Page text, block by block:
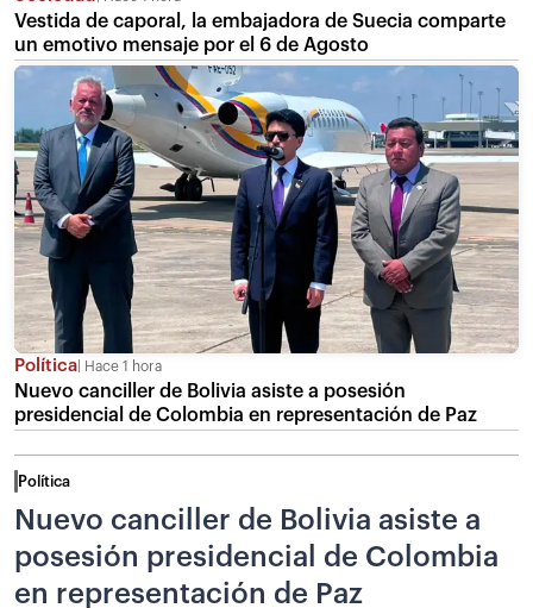
Vestida de caporal, la embajadora de Suecia comparte
un emotivo mensaje por el 6 de Agosto
Política Hace 1 hora
Nuevo canciller de Bolivia asiste a posesión
presidencial de Colombia en representación de Paz
Política
Nuevo canciller de Bolivia asiste a
posesión presidencial de Colombia
en representación de Paz